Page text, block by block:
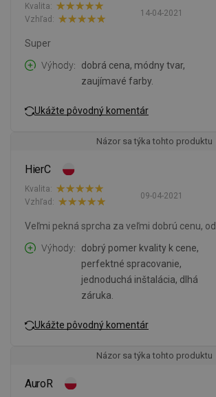
14-04-2021
Kvalita:
Vzhľad:
Super
Výhody
dobrá cena, módny tvar,
zaujímavé farby.
Ukážte pôvodný komentár
Názor sa týka tohto produktu
HierC
09-04-2021
Kvalita:
Vzhľad:
Veľmi pekná sprcha za veľmi dobrú cenu,
Výhody
dobrý pomer kvality k cene,
perfektné spracovanie,
jednoduchá inštalácia, dlhá
záruka.
Ukážte pôvodný komentár
Názor sa týka tohto produktu
AuroR